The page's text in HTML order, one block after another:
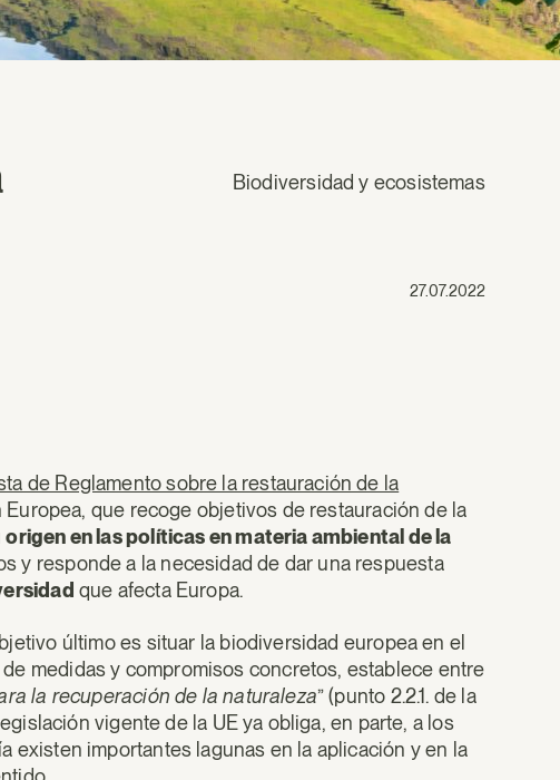
27.07.2022
Biodiversidad y ecosistemas
de Reglamento sobre la restauración de la
que recoge objetivos de restauración de la
origen en las políticas en materia ambiental de la
y responde a la necesidad de dar una respuesta
que afecta Europa.
último es situar la biodiversidad europea en el
medidas y compromisos concretos, establece entre
la recuperación de la naturaleza” (punto 2.2.1. de la
vigente de la UE ya obliga, en parte, a los
existen importantes lagunas en la aplicación y en la